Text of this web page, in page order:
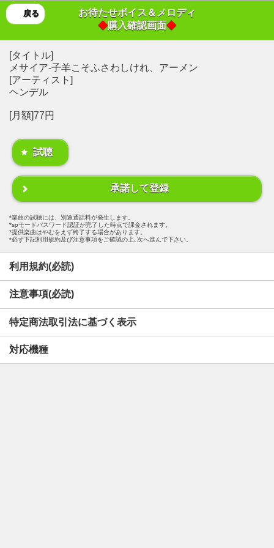
戻る
お待たせボイス＆メロディ
◆購入確認画面◆
[タイトル]
メサイア-子羊こそふさわしけれ、アーメン
[アーティスト]
ヘンデル
[月額]77円
試聴
承諾して登録
楽曲の試聴には、別途通話料が発生します。
spモードパスワード認証が完了した時点で課金されます。
提供楽曲はやむをえず終了する場合があります。
必ず下記利用規約及び注意事項をご確認の上､次へ進んで下さい。
利用規約(必読)
注意事項(必読)
特定商法取引法に基づく表示
対応機種